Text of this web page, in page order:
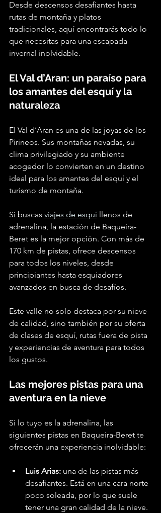
Desde descensos desafiantes hasta
rutas de montaña y platos
tradicionales, aquí encontrarás todo lo
que necesitas para una escapada
invernal inolvidable.
El Val d’Aran: un paraíso para
los amantes del esquí y la
naturaleza
El Val d’Aran es una de las joyas de los
Pirineos. Sus montañas nevadas, su
clima privilegiado y su ambiente
acogedor lo convierten en un destino
ideal para los amantes del esquí y el
turismo de montaña.
Si buscas viajes de esquí llenos de
adrenalina, la estación de Baqueira-
Beret es la mejor opción. Con más de
170 km de pistas, ofrece descensos
para todos los niveles, desde
principiantes hasta esquiadores
avanzados en busca de desafíos.
Este valle no solo destaca por su nieve
de calidad, sino también por su oferta
de clases de esquí, rutas fuera de pista
y experiencias de aventura para todos
los gustos.
Las mejores pistas para una
aventura en la nieve
Si lo tuyo es la adrenalina, las
siguientes pistas en Baqueira-Beret te
ofrecerán una experiencia inolvidable:
Luis Arias: una de las pistas más
desafiantes. Está en una cara norte
poco soleada, por lo que suele
tener una gran calidad de la nieve.